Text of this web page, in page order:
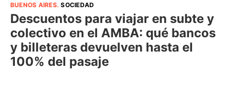
BUENOS AIRES.SOCIEDAD
Descuentos para viajar en subte y
colectivo en el AMBA: qué bancos
y billeteras devuelven hasta el
100% del pasaje